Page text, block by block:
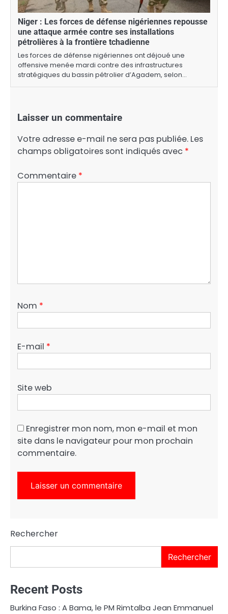
Niger : Les forces de défense nigériennes repousse
une attaque armée contre ses installations
pétrolières à la frontière tchadienne
Les forces de défense nigériennes ont déjoué une
offensive menée mardi contre des infrastructures
stratégiques du bassin pétrolier d’Agadem, selon…
Laisser un commentaire
Votre adresse e-mail ne sera pas publiée. Les
champs obligatoires sont indiqués avec *
Commentaire *
Nom *
E-mail *
Site web
Enregistrer mon nom, mon e-mail et mon
site dans le navigateur pour mon prochain
commentaire.
Rechercher
Rechercher
Recent Posts
Burkina Faso : A Bama, le PM Rimtalba Jean Emmanuel